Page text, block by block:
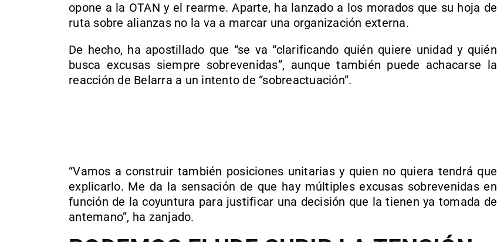
opone a la OTAN y el rearme. Aparte, ha lanzado a los morados que su hoja de
ruta sobre alianzas no la va a marcar una organización externa.
De hecho, ha apostillado que “se va “clarificando quién quiere unidad y quién
busca excusas siempre sobrevenidas”, aunque también puede achacarse la
reacción de Belarra a un intento de “sobreactuación”.
“Vamos a construir también posiciones unitarias y quien no quiera tendrá que
explicarlo. Me da la sensación de que hay múltiples excusas sobrevenidas en
función de la coyuntura para justificar una decisión que la tienen ya tomada de
antemano”, ha zanjado.